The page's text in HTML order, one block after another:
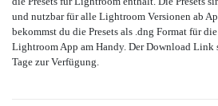
und nutzbar für alle Lightroom Versionen ab
bekommst du die Presets als .dng Format für
Lightroom App am Handy. Der Download Link
Tage zur Verfügung.